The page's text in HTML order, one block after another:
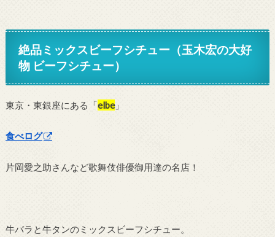
絶品ミックスビーフシチュー（玉木宏の大好
物 ビーフシチュー）
東京・東銀座にある「elbe」
食べログ
片岡愛之助さんなど歌舞伎俳優御用達の名店！
牛バラと牛タンのミックスビーフシチュー。